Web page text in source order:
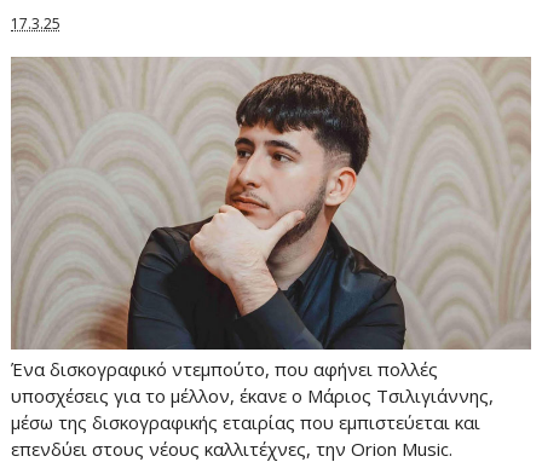
17.3.25
Ένα δισκογραφικό ντεμπούτο, που αφήνει πολλές
υποσχέσεις για το μέλλον, έκανε ο Μάριος Τσιλιγιάννης,
μέσω της δισκογραφικής εταιρίας που εμπιστεύεται και
επενδύει στους νέους καλλιτέχνες, την Orion Music.